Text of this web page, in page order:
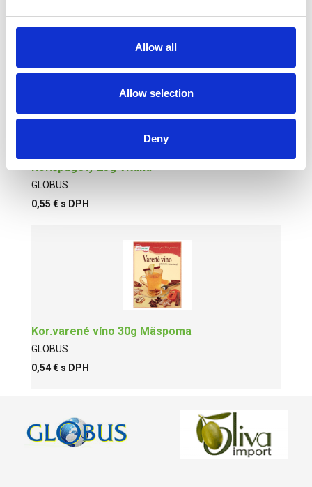
Allow all
Allow selection
Deny
GLOBUS
Kor.špagety 23g Vitana
GLOBUS
0,55 € s DPH
Kor.varené víno 30g Mäspoma
GLOBUS
0,54 € s DPH